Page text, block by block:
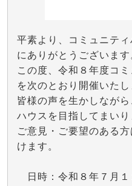
平素より、コミュニテ
にありがとうございます
この度、令和８年度コ
を次のとおり開催いたし
皆様の声を生かしなが
ハウスを目指してまいり
ご意見・ご要望のある
けます。
日時：令和８年７月１